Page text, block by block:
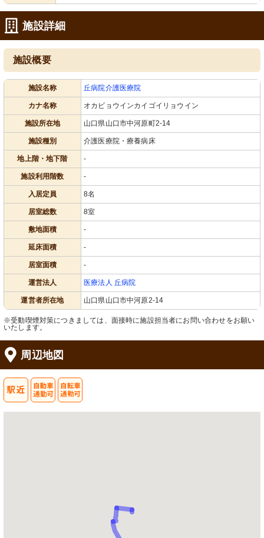
施設詳細
施設概要
施設名称 丘病院介護医療院
カナ名称 オカビョウインカイゴイリョウイン
施設所在地 山口県山口市中河原町2-14
施設種別 介護医療院・療養病床
地上階・地下階 -
施設利用階数 -
入居定員 8名
居室総数 8室
敷地面積 -
延床面積 -
居室面積 -
運営法人 医療法人 丘病院
運営者所在地 山口県山口市中河原2-14
※受動喫煙対策につきましては、面接時に施設担当者にお問い合わせをお願い
いたします。
周辺地図